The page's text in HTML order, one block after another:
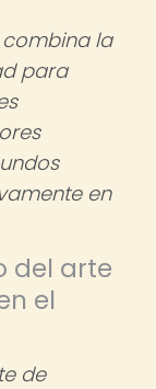
la
para
en
del arte
el
de